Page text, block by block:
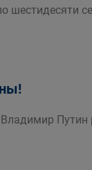
шестидесяти